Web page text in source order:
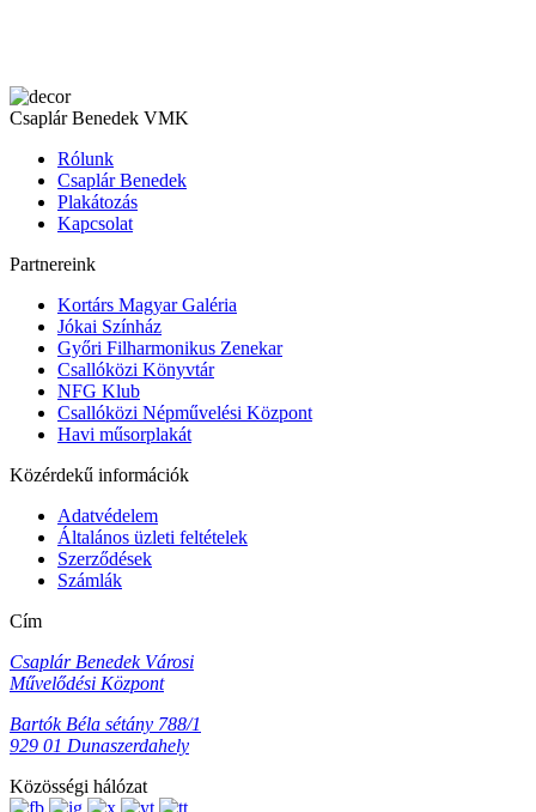
Csaplár Benedek VMK
Rólunk
Csaplár Benedek
Plakátozás
Kapcsolat
Partnereink
Kortárs Magyar Galéria
Jókai Színház
Győri Filharmonikus Zenekar
Csallóközi Könyvtár
NFG Klub
Csallóközi Népművelési Központ
Havi műsorplakát
Közérdekű információk
Adatvédelem
Általános üzleti feltételek
Szerződések
Számlák
Cím
Csaplár Benedek Városi
Művelődési Központ
Bartók Béla sétány 788/1
929 01 Dunaszerdahely
Közösségi hálózat